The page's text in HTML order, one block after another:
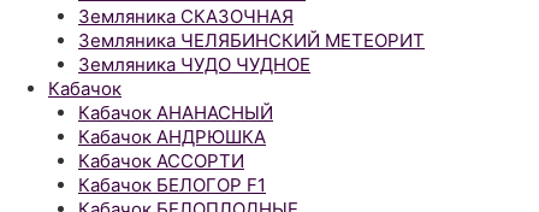
Земляника СКАЗОЧНАЯ
Земляника ЧЕЛЯБИНСКИЙ МЕТЕОРИТ
Земляника ЧУДО ЧУДНОЕ
Кабачок
Кабачок АНАНАСНЫЙ
Кабачок АНДРЮШКА
Кабачок АССОРТИ
Кабачок БЕЛОГОР F1